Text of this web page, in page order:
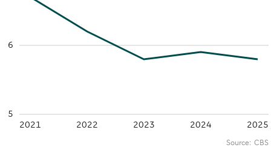
2025
2024
2023
2022
2021
5
6
Source: CBS